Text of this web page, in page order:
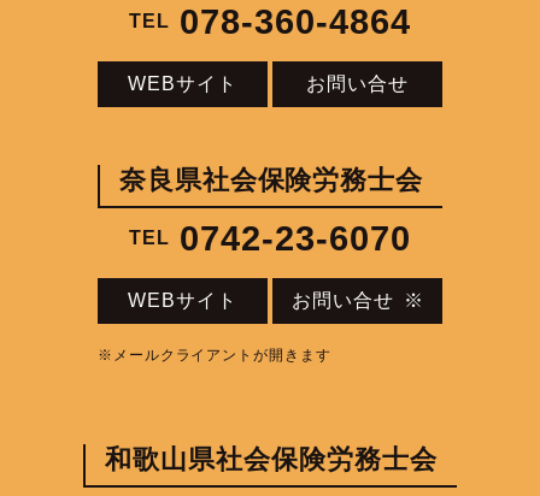
TEL 078-360-4864
WEBサイト お問い合せ
奈良県社会保険労務士会
TEL 0742-23-6070
WEBサイト お問い合せ ※
※メールクライアントが開きます
和歌山県社会保険労務士会